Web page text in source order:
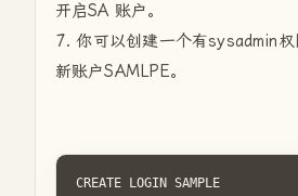
开启SA 账户。
7. 你可以创建一个有sysadmin
新账户SAMLPE。
CREATE LOGIN SAMPLE